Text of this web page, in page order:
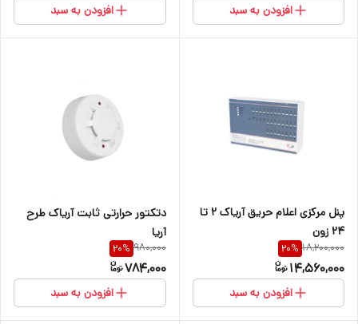
افزودن به سبد افزودن به سبد
پنل مرکزی اعلام حریق آریاک ۲ تا
۲۴ زون
18,200,000
20%
14,560,000
افزودن به سبد
دتکتور حرارتی ثابت آریاک طرح
آریا
980,000
20%
784,000
افزودن به سبد